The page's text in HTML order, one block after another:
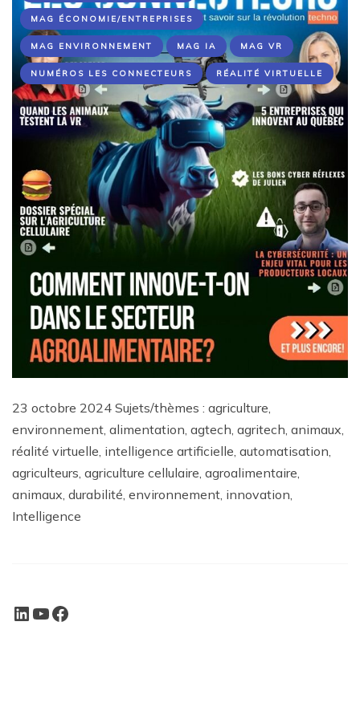
MAG ÉCONOMIE/ENTREPRISES
MAG ENVIRONNEMENT MAG IA MAG VR
NUMÉROS LES CONNECTEURS RÉALITÉ VIRTUELLE
23 octobre 2024 Sujets/thèmes : agriculture,
environnement, alimentation, agtech, agritech, animaux,
réalité virtuelle, intelligence artificielle, automatisation,
agriculteurs, agriculture cellulaire, agroalimentaire,
animaux, durabilité, environnement, innovation,
Intelligence